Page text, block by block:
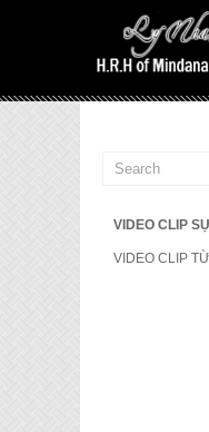
VIDEO CLIP
VIDEO CLIP